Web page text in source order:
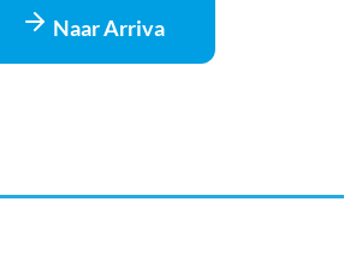
Naar Arriva